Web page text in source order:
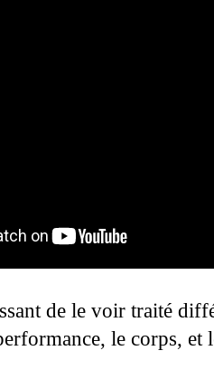
de le voir traité
le corps, et